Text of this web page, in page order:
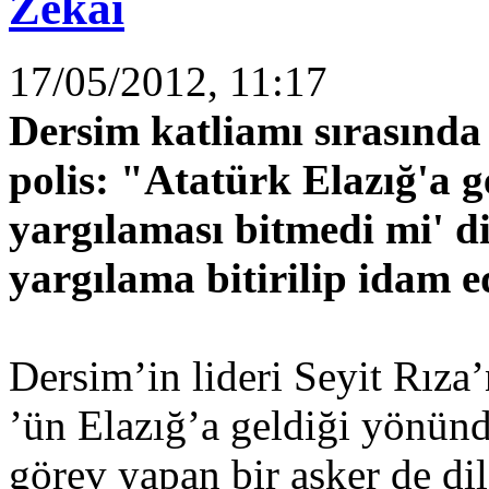
17/05/2012, 11:17
Dersim katliamı
polis: "Atatürk Elazığ'a
yargılaması bitmedi mi'
yargılama bitirilip idam
Dersim’in lideri Seyit
’ün Elazığ’a geldiği
görev yapan bir asker de